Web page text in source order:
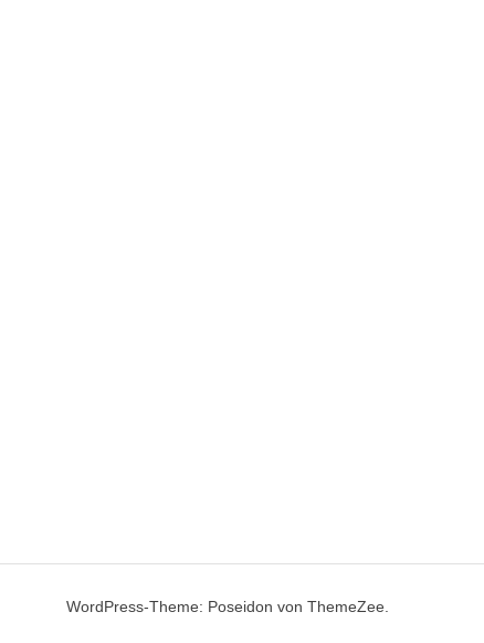
WordPress-Theme: Poseidon von ThemeZee.